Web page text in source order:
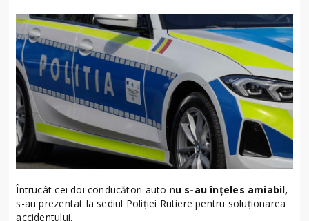
Întrucât cei doi conducători auto nu s-au înțeles amiabil,
s-au prezentat la sediul Poliției Rutiere pentru soluționarea
accidentului.